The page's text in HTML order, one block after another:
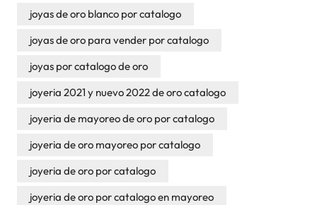
joyas de oro blanco por catalogo
joyas de oro para vender por catalogo
joyas por catalogo de oro
joyeria 2021 y nuevo 2022 de oro catalogo
joyeria de mayoreo de oro por catalogo
joyeria de oro mayoreo por catalogo
joyeria de oro por catalogo
joyeria de oro por catalogo en mayoreo